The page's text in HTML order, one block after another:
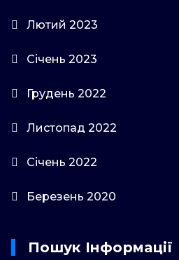
Лютий 2023
Січень 2023
Грудень 2022
Листопад 2022
Січень 2022
Березень 2020
Пошук Інформації